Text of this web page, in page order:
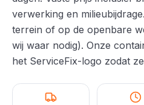
verwerking en
terrein of op de openbare
wij waar nodig). Onze
het ServiceFix-logo zodat